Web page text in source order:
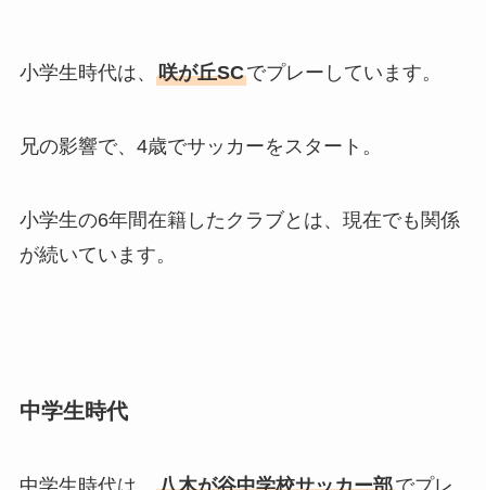
小学生時代は、 咲が丘SCでプレーしています。
兄の影響で、4歳でサッカーをスタート。
小学生の6年間在籍したクラブとは、現在でも関係
が続いています。
中学生時代